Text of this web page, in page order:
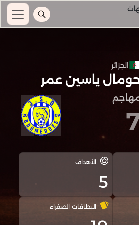
الجزائر
ياسين عمر
الأهداف
5
البطاقات الصفراء